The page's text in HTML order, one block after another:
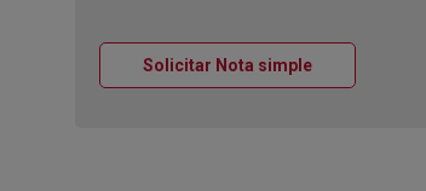
Solicitar Nota simpleVentana nueva